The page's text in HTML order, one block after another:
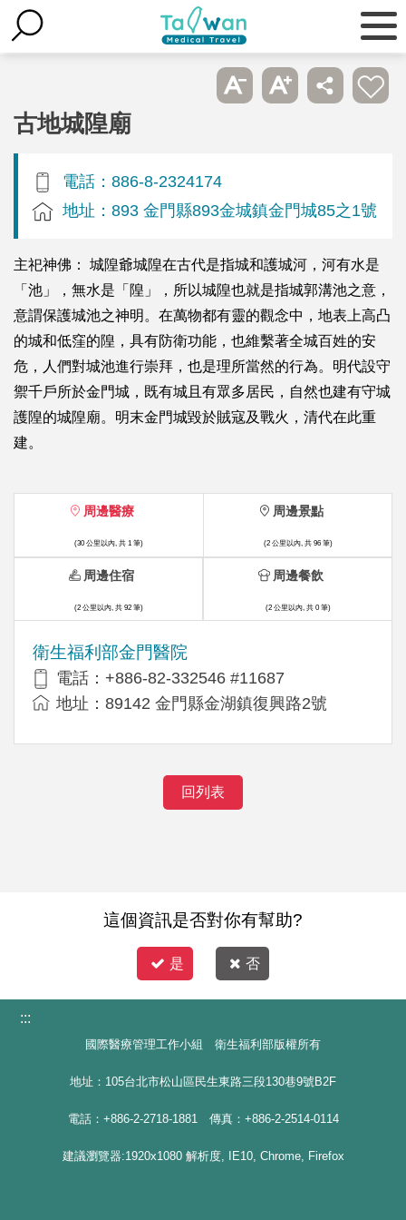
古地城隍廟
電話：886-8-2324174
地址：893 金門縣893金城鎮金門城85之1號
主祀神佛： 城隍爺城隍在古代是指城和護城河，河有水是
「池」，無水是「隍」，所以城隍也就是指城郭溝池之意，
意謂保護城池之神明。在萬物都有靈的觀念中，地表上高凸
的城和低窪的隍，具有防衛功能，也維繫著全城百姓的安
危，人們對城池進行崇拜，也是理所當然的行為。明代設守
禦千戶所於金門城，既有城且有眾多居民，自然也建有守城
護隍的城隍廟。明末金門城毀於賊寇及戰火，清代在此重
建。
周邊醫療
(30 公里以內, 共 1 筆)
衛生福利部金門醫院
電話：+886-82-332546 #11687
地址：89142 金門縣金湖鎮復興路2號
周邊景點
(2 公里以內, 共 96 筆)
周邊住宿
(2 公里以內, 共 92 筆)
周邊餐飲
(2 公里以內, 共 0 筆)
回列表
這個資訊是否對你有幫助?
是 否
:::
國際醫療管理工作小組 衛生福利部版權所有
地址：105台北市松山區民生東路三段130巷9號B2F
電話：+886-2-2718-1881 傳真：+886-2-2514-0114
建議瀏覽器:1920x1080 解析度, IE10, Chrome, Firefox